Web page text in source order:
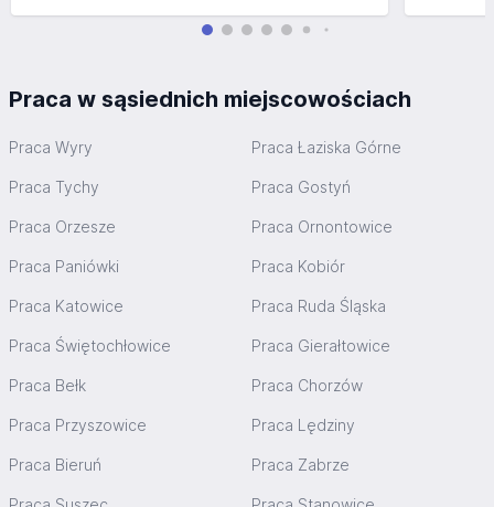
Praca w sąsiednich miejscowościach
Praca Wyry Praca Łaziska Górne
Praca Tychy Praca Gostyń
Praca Orzesze Praca Ornontowice
Praca Paniówki Praca Kobiór
Praca Katowice Praca Ruda Śląska
Praca Świętochłowice Praca Gierałtowice
Praca Bełk Praca Chorzów
Praca Przyszowice Praca Lędziny
Praca Bieruń Praca Zabrze